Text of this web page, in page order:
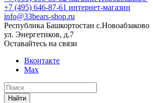
+7 (495) 646-87-61 интернет-магазин
info@33bears-shop.ru
Республика Башкортостан с.Новоабзаково
ул. Энергетиков, д.7
Оставайтесь на связи
Вконтакте
Max
Найти